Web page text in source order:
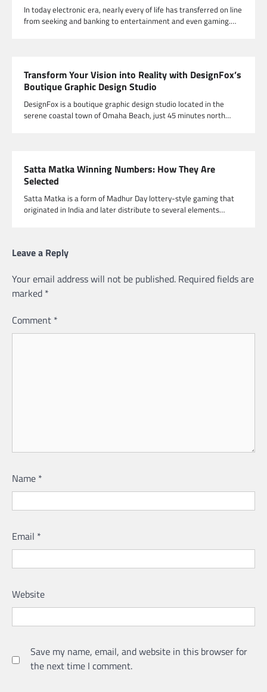
In today electronic era, nearly every of life has transferred on line
from seeking and banking to entertainment and even gaming.…
Transform Your Vision into Reality with DesignFox’s
Boutique Graphic Design Studio
DesignFox is a boutique graphic design studio located in the
serene coastal town of Omaha Beach, just 45 minutes north…
Satta Matka Winning Numbers: How They Are
Selected
Satta Matka is a form of Madhur Day lottery-style gaming that
originated in India and later distribute to several elements…
Leave a Reply
Your email address will not be published. Required fields are
marked *
Comment *
Name *
Email *
Website
Save my name, email, and website in this browser for
the next time I comment.